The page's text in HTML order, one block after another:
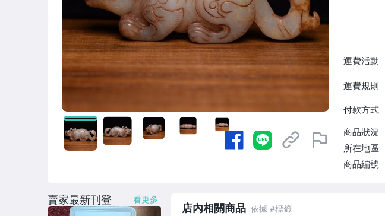
運費活動
運費規則
付款方式
商品狀況
所在地區
商品編號
店內相關商品
賣家最新刊登 看更多